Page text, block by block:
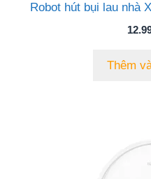
Robot hút bụi lau nhà
Thêm